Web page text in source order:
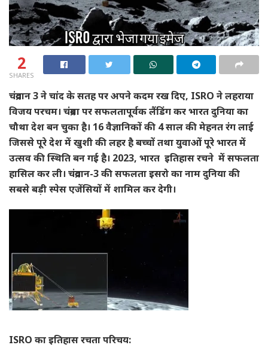
2
SHARES
चंद्रयान 3 ने चांद के सतह पर अपने कदम रख दिए, ISRO ने लहराया
विजय परचम। चंद्रमा पर सफलतापूर्वक लैंडिंग कर भारत दुनिया का
चौथा देश बन चुका है। 16 वैज्ञानिकों की 4 साल की मेहनत रंग लाई
जिससे पूरे देश में खुशी की लहर है बच्चों तथा युवाओं पूरे भारत में
उत्सव की स्थिति बन गई है। 2023, भारत इतिहास रचने में सफलता
हासिल कर ली। चंद्रयान-3 की सफलता इसरो का नाम दुनिया की
सबसे बड़ी स्पेस एजेंसियों में शामिल कर देगी।
ISRO का इतिहास रचता परिचय: